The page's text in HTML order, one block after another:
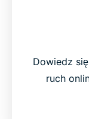
Dowiedz
ruch